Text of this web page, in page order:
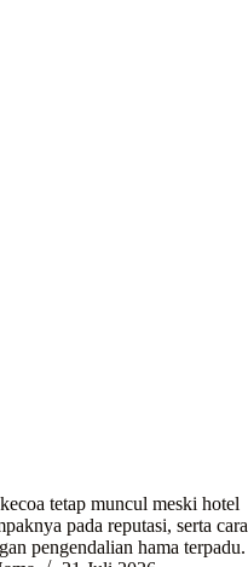
tetap muncul meski hotel
pada reputasi, serta cara
pengendalian hama terpadu.